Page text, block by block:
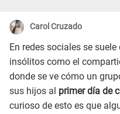
Carol Cruzado
En redes sociales se
insólitos como el
donde se ve cómo un
sus hijos al primer día de
curioso de esto es que